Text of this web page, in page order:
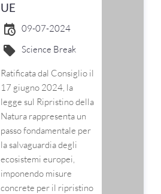
UE
09-07-2024
Science Break
Ratificata dal Consiglio il
17 giugno 2024, la
legge sul Ripristino della
Natura rappresenta un
passo fondamentale per
la salvaguardia degli
ecosistemi europei,
imponendo misure
concrete per il ripristino